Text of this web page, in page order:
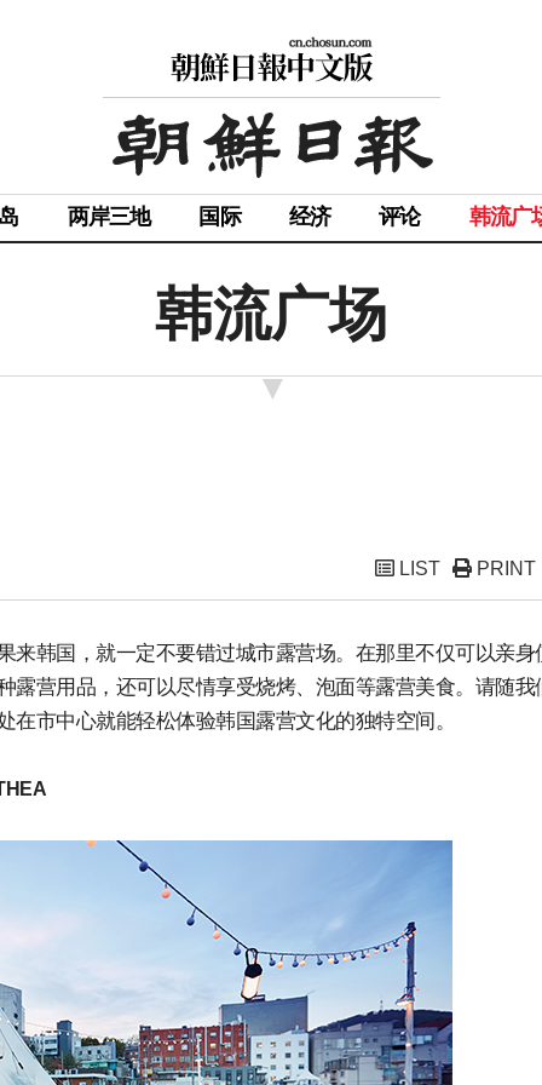
两岸三地 国际 经济 评论 韩流广
韩流广场
LIST PRINT
来韩国，就一定不要错过城市露营场。在那里不仅可以亲身
露营用品，还可以尽情享受烧烤、泡面等露营美食。请随我
在市中心就能轻松体验韩国露营文化的独特空间。